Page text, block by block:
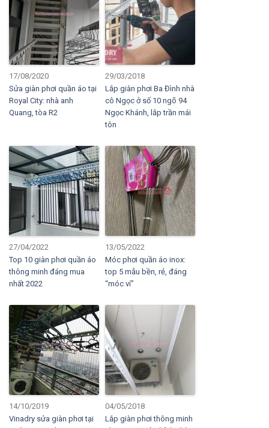
17/08/2020
Sửa giàn phơi quần áo tại
Royal City: nhà anh
Quang, tòa R2
29/03/2018
Lắp giàn phơi Ba Đình nhà
cô Ngọc ở số 10 ngõ 94
Ngọc Khánh, lắp trần mái
tôn
27/04/2022
Top 10 giàn phơi quần áo
thông minh đáng mua
nhất 2022
13/05/2022
Móc phơi quần áo inox:
top 5 mẫu bền, rẻ, đáng
“móc ví”
14/10/2019
Vinadry sửa giàn phơi tại
04/05/2018
Lắp giàn phơi thông minh